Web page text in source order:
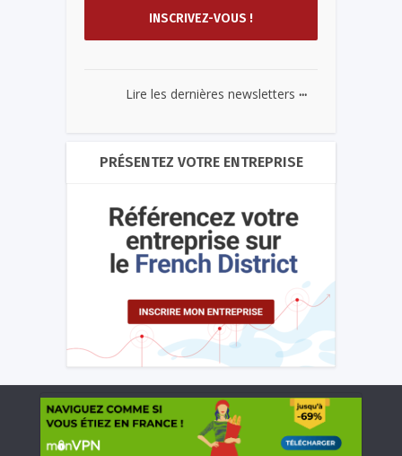
Lire les dernières newsletters ...
PRÉSENTEZ VOTRE ENTREPRISE